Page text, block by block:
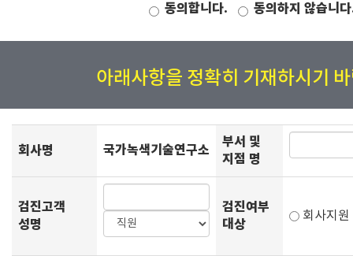
동의합니다. 동의하지 않습니
아래사항을 정확히 기재하시기
회사명 국가녹색기술연구소
부서 및
지점 명
검진고객
성명
검진여부
대상
회사지